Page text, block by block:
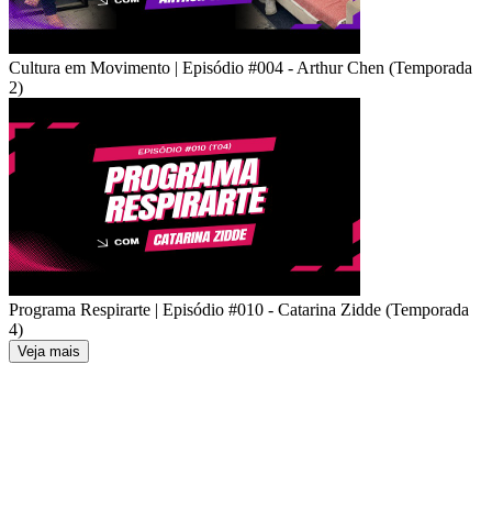
Cultura em Movimento | Episódio #004 - Arthur Chen (Temporada
2)
Programa Respirarte | Episódio #010 - Catarina Zidde (Temporada
4)
Veja mais